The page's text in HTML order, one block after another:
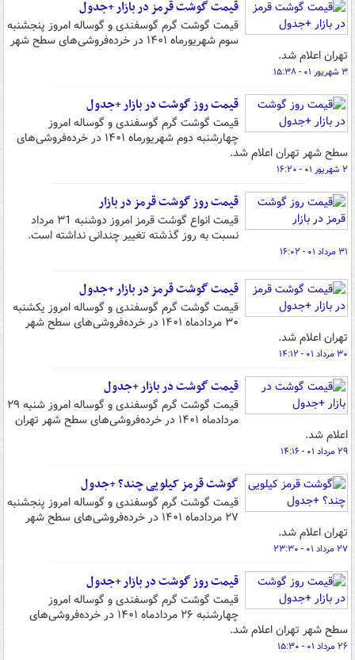
قیمت گوشت قرمز در بازار +جدول
قیمت گوشت گرم گوسفندی و گوساله امروز پنجشنبه
سوم شهریورماه ۱۴۰۱ در خرده‌فروشی‌های سطح شهر
تهران اعلام شد.
۳ شهریور ۰۱ - ۱۵:۳۸
قیمت روز گوشت در بازار +جدول
قیمت گوشت گرم گوسفندی و گوساله امروز
چهارشنبه دوم شهریورماه ۱۴۰۱ در خرده‌فروشی‌های
سطح شهر تهران اعلام شد.
۲ شهریور ۰۱ - ۱۶:۲۰
قیمت روز گوشت قرمز در بازار
قیمت انواع گوشت قرمز امروز دوشنبه ۳1 مرداد
نسبت به روز گذشته تغییر چندانی نداشته است.
۳۱ مرداد ۰۱ - ۱۶:۰۲
قیمت گوشت قرمز در بازار +جدول
قیمت گوشت گرم گوسفندی و گوساله امروز یکشنبه
۳۰ مردادماه ۱۴۰۱ در خرده‌فروشی‌های سطح شهر
تهران اعلام شد.
۳۰ مرداد ۰۱ - ۱۴:۱۲
قیمت گوشت در بازار +جدول
قیمت گوشت گرم گوسفندی و گوساله امروز شنبه ۲۹
مردادماه ۱۴۰۱ در خرده‌فروشی‌های سطح شهر تهران
اعلام شد.
۲۹ مرداد ۰۱ - ۱۴:۱۶
گوشت قرمز کیلویی چند؟ +جدول
قیمت گوشت گرم گوسفندی و گوساله امروز پنجشنبه
۲۷ مردادماه ۱۴۰۱ در خرده‌فروشی‌های سطح شهر
تهران اعلام شد.
۲۷ مرداد ۰۱ - ۲۳:۳۰
قیمت روز گوشت در بازار +جدول
قیمت گوشت گرم گوسفندی و گوساله امروز
چهارشنبه ۲۶ مردادماه ۱۴۰۱ در خرده‌فروشی‌های
سطح شهر تهران اعلام شد.
۲۶ مرداد ۰۱ - ۱۵:۳۰